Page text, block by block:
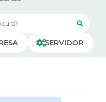
SERVIDOR